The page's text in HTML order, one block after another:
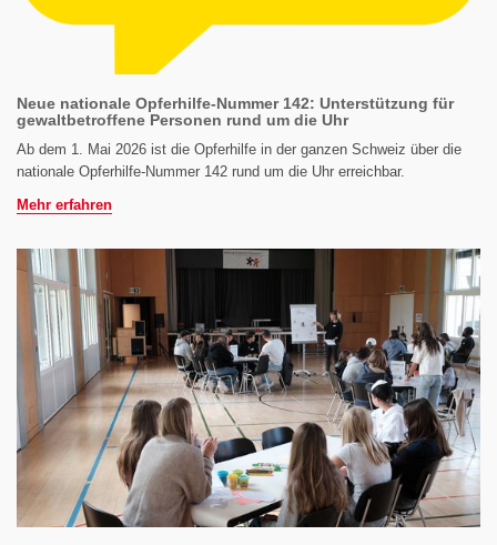
Neue nationale Opferhilfe-Nummer 142: Unterstützung für
gewaltbetroffene Personen rund um die Uhr
Ab dem 1. Mai 2026 ist die Opferhilfe in der ganzen Schweiz über die
nationale Opferhilfe-Nummer 142 rund um die Uhr erreichbar.
Mehr erfahren